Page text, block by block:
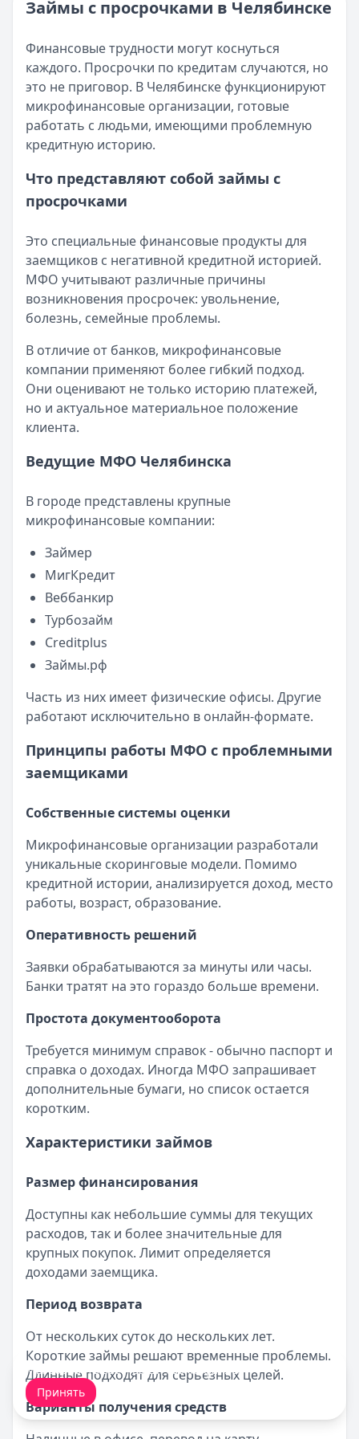
Категория:МФО и микрозаймы
Все статьи
Возврат переплаты в «Займере»: актуальная
Опубликовано:5 декабря 2025 г.
Категория:МФО
Читать новость
Срочный микрозайм 15 000 ₽ на карту: свежая
Кратко:Нужны 15 000 рублей на карту прямо сегодня?
Опубликовано:5 декабря 2025 г.
Читать новость
Рекордный рост доли клиентов МФО с iPhone: что
Опубликовано:5 декабря 2025 г.
Категория:МФО
Читать новость
57 сервисов микрозаймов через Госуслуги: где
Кратко:Авторизация через Госуслуги ускоряет
Категория:МФО
Читать новость
Смс о «одобренном займе» от Bigmani Ru: как
Кратко:Пришло СМС об одобрении займа от Bigmani
Опубликовано:
Категория:МФО
Читать новость
Все новости
Займы с просрочками в Челябинске
Финансовые трудности могут коснуться
каждого. Просрочки по кредитам случаются, но
это не приговор. В Челябинске функционируют
микрофинансовые организации, готовые
работать с людьми, имеющими проблемную
кредитную историю.
Что представляют собой займы с
просрочками
Это специальные финансовые продукты для
заемщиков с негативной кредитной историей.
МФО учитывают различные причины
возникновения просрочек: увольнение,
болезнь, семейные проблемы.
В отличие от банков, микрофинансовые
компании применяют более гибкий подход.
Они оценивают не только историю платежей,
но и актуальное материальное положение
клиента.
Ведущие МФО Челябинска
В городе представлены крупные
микрофинансовые компании:
Займер
МигКредит
Веббанкир
Турбозайм
Creditplus
Займы.рф
Часть из них имеет физические офисы. Другие
работают исключительно в онлайн-формате.
Принципы работы МФО с проблемными
заемщиками
Собственные системы оценки
Микрофинансовые организации разработали
уникальные скоринговые модели. Помимо
кредитной истории, анализируется доход, место
работы, возраст, образование.
Оперативность решений
Заявки обрабатываются за минуты или часы.
Банки тратят на это гораздо больше времени.
Простота документооборота
Требуется минимум справок - обычно паспорт и
справка о доходах. Иногда МФО запрашивает
дополнительные бумаги, но список остается
коротким.
Характеристики займов
Размер финансирования
Доступны как небольшие суммы для текущих
расходов, так и более значительные для
крупных покупок. Лимит определяется
доходами заемщика.
Период возврата
От нескольких суток до нескольких лет.
Короткие займы решают временные проблемы.
Длинные подходят для серьезных целей.
Варианты получения средств
Мы обрабатываем ваши cookie-файлы
Принять